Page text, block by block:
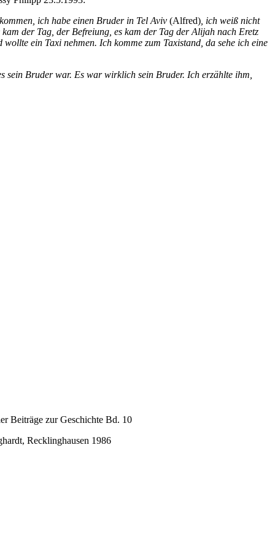
ich habe einen Bruder in Tel Aviv (Alfred) , ich weiß nicht
der Tag, der Befreiung, es kam der Tag der Alijah nach Eretz
ein Taxi nehmen. Ich komme zum Taxistand, da sehe ich eine
sein Bruder war. Es war wirklich sein Bruder. Ich erzählte ihm,
Beiträge zur Geschichte Bd. 10
Recklinghausen 1986